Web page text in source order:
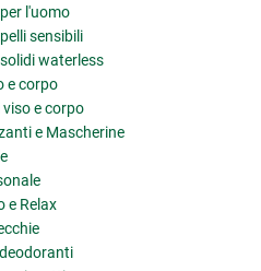
l'uomo
sensibili
waterless
e corpo
e corpo
e Mascherine
e Relax